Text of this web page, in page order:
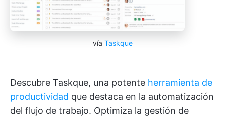
vía Taskque
Descubre Taskque, una potente herramienta de
productividad que destaca en la automatización
del flujo de trabajo. Optimiza la gestión de